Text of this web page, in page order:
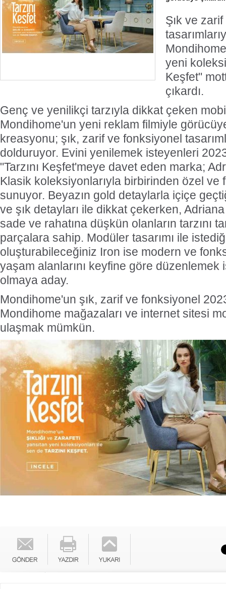
Şık ve
yeni
Keşfet"
çıkardı.
Genç ve yenilikçi tarzıyla dikkat çeken
Mondihome'un yeni reklam filmiyle
kreasyonu; şık, zarif ve fonksiyonel
dolduruyor. Evini yenilemek isteyenleri
"Tarzını Keşfet'meye davet eden marka;
Klasik koleksiyonlarıyla birbirinden özel ve
sunuyor. Beyazın gold detaylarla içiçe
ve şık detayları ile dikkat çekerken, Adriana
sade ve rahatına düşkün olanların tarzını
parçalara sahip. Modüler tasarımı ile
oluşturabileceğiniz Iron ise modern ve
yaşam alanlarını keyfine göre
olmaya aday.
Mondihome'un şık, zarif ve fonksiyonel
Mondihome mağazaları ve internet sitesi
ulaşmak mümkün.